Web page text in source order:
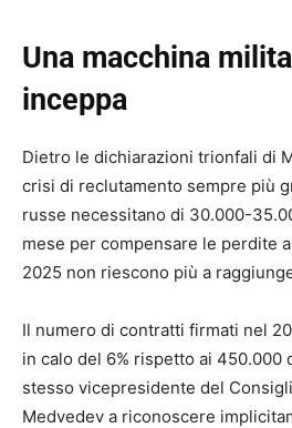
Una macchina
inceppa
Dietro le dichiarazioni trionfali di
crisi di reclutamento sempre più
russe necessitano di 30.000-
mese per compensare le perdite
2025 non riescono più a
Il numero di contratti firmati nel
in calo del 6% rispetto ai 450.000
stesso vicepresidente del
Medvedev a riconoscere